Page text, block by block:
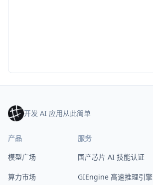
开发 AI 应用从此简单
产品
模型广场
算力市场
服务
国产芯片 AI 技能认证
GIEngine 高速推理引擎